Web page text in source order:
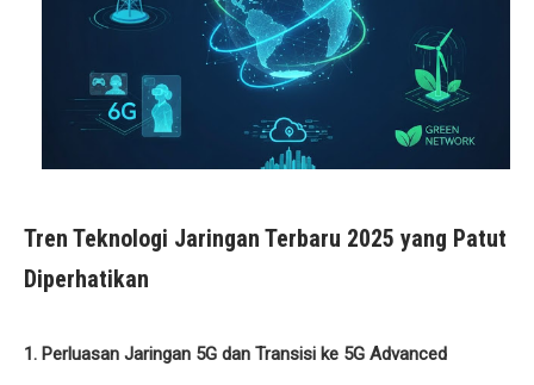
Tren Teknologi Jaringan Terbaru 2025 yang Patut
Diperhatikan
1. Perluasan Jaringan 5G dan Transisi ke 5G Advanced